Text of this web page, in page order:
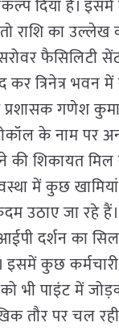
दिया है। इसमें
राशि का
फैसिलिटी
कर त्रिनेत्र भवन
प्रशासक गणेश
के नाम पर
की शिकायत
में कुछ
उठाए जा रहे
दर्शन का
इसमें कुछ
भी पाइंट में
तौर पर चल